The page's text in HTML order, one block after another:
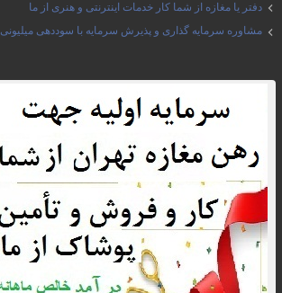
دفتر یا مغازه از شما کار خدمات اینترنتی و هنری از ما
مشاوره سرمایه گذاری و پذیرش سرمایه با سوددهی میلیونی